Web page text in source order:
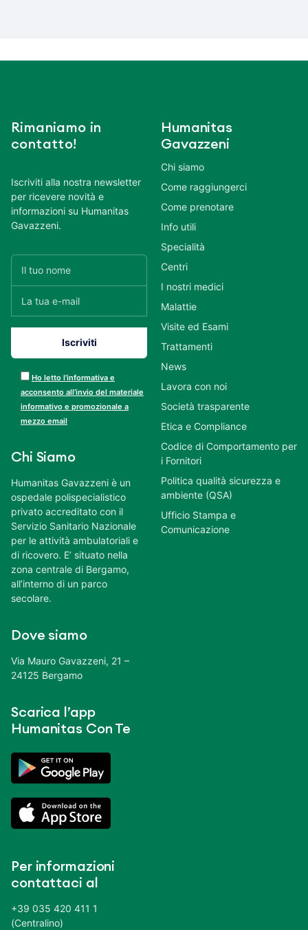
Rimaniamo in
contatto!
Iscriviti alla nostra newsletter
per ricevere novità e
informazioni su Humanitas
Gavazzeni.
Ho letto l’informativa e
acconsento all’invio del materiale
informativo e promozionale a
mezzo email
Chi Siamo
Humanitas Gavazzeni è un
ospedale polispecialistico
privato accreditato con il
Servizio Sanitario Nazionale
per le attività ambulatoriali e
di ricovero. E’ situato nella
zona centrale di Bergamo,
all’interno di un parco
secolare.
Dove siamo
Via Mauro Gavazzeni, 21 –
24125 Bergamo
Scarica l’app
Humanitas Con Te
Per informazioni
contattaci al
+39 035 420 411 1
(Centralino)
Humanitas
Gavazzeni
Chi siamo
Come raggiungerci
Come prenotare
Info utili
Specialità
Centri
I nostri medici
Malattie
Visite ed Esami
Trattamenti
News
Lavora con noi
Società trasparente
Etica e Compliance
Codice di Comportamento per
i Fornitori
Politica qualità sicurezza e
ambiente (QSA)
Ufficio Stampa e
Comunicazione